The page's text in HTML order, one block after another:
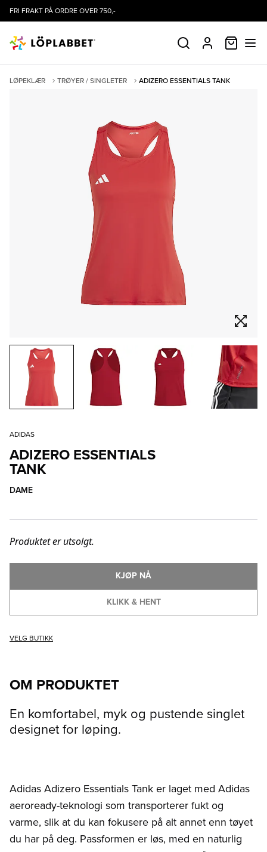
FRI FRAKT PÅ ORDRE OVER 750,-
SØK PROFIL
LØPEKLÆR TRØYER / SINGLETER ADIZERO ESSENTIALS TANK
ADIDAS
ADIZERO ESSENTIALS
TANK
DAME
Produktet er utsolgt.
KLIKK & HENT
KJØP NÅ
VELG BUTIKK
OM PRODUKTET
En komfortabel, myk og pustende singlet
designet for løping.
Adidas Adizero Essentials Tank er laget med Adidas
aeroready-teknologi som transporterer fukt og
varme, slik at du kan fokusere på alt annet enn tøyet
du har på deg. Passformen er løs, med en naturlig